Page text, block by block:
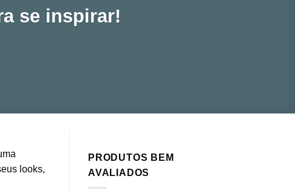
se inspirar!
looks,
PRODUTOS BEM
AVALIADOS